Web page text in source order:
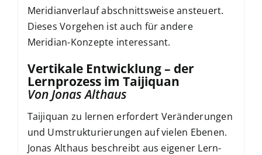
Meridianverlauf abschnittsweise ansteuert.
Dieses Vorgehen ist auch für andere
Meridian-Konzepte interessant.
Vertikale Entwicklung – der
Lernprozess im Taijiquan
Von Jonas Althaus
Taijiquan zu lernen erfordert Veränderungen
und Umstrukturierungen auf vielen Ebenen.
Jonas Althaus beschreibt aus eigener Lern-